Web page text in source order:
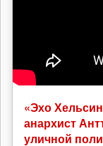
«Эхо
анархист
уличной